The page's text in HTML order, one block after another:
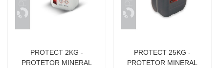
PROTECT 2KG -
PROTETOR MINERAL
PROTECT 25KG -
PROTETOR MINERAL